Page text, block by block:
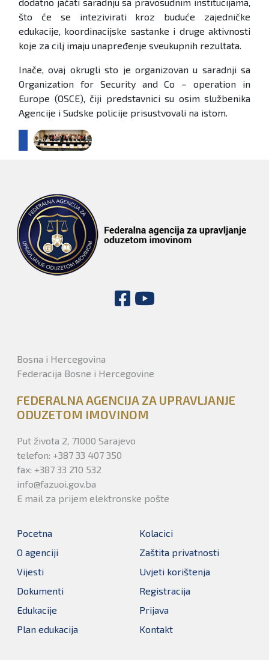
dodatno jačati saradnju sa pravosudnim institucijama,
što će se intezivirati kroz buduće zajedničke
edukacije, koordinacijske sastanke i druge aktivnosti
koje za cilj imaju unapređenje sveukupnih rezultata.
Inače, ovaj okrugli sto je organizovan u saradnji sa
Organization for Security and Co – operation in
Europe (OSCE), čiji predstavnici su osim službenika
Agencije i Sudske policije prisustvovali na istom.
Bosna i Hercegovina
Federacija Bosne i Hercegovine
FEDERALNA AGENCIJA ZA UPRAVLJANJE
ODUZETOM IMOVINOM
Put života 2, 71000 Sarajevo
telefon: +387 33 407 350
fax: +387 33 210 532
info@fazuoi.gov.ba
E mail za prijem elektronske pošte
Pocetna
O agenciji
Vijesti
Dokumenti
Edukacije
Plan edukacija
Kolacici
Zaštita privatnosti
Uvjeti korištenja
Registracija
Prijava
Kontakt